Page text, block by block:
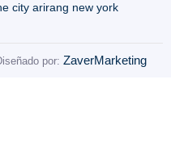
city arirang new york
por: ZaverMarketing